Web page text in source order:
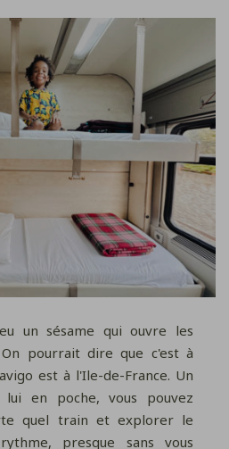
un sésame qui ouvre les
pourrait dire que c'est à
est à l'Ile-de-France. Un
lui en poche, vous pouvez
quel train et explorer le
presque sans vous